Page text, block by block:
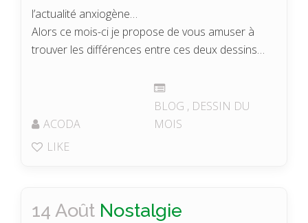
l’actualité anxiogène…
Alors ce mois-ci je propose de vous amuser à
trouver les différences entre ces deux dessins…
ACODA
BLOG , DESSIN DU
MOIS
LIKE
14 Août Nostalgie